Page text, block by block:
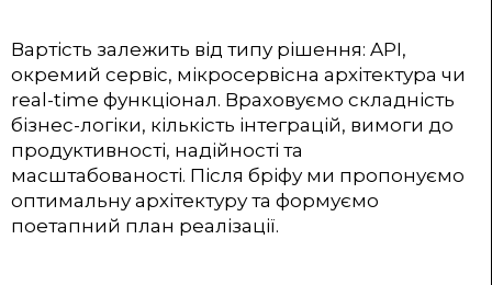
Вартість залежить від типу рішення: API,
окремий сервіс, мікросервісна архітектура чи
real-time функціонал. Враховуємо складність
бізнес-логіки, кількість інтеграцій, вимоги до
продуктивності, надійності та
масштабованості. Після бріфу ми пропонуємо
оптимальну архітектуру та формуємо
поетапний план реалізації.